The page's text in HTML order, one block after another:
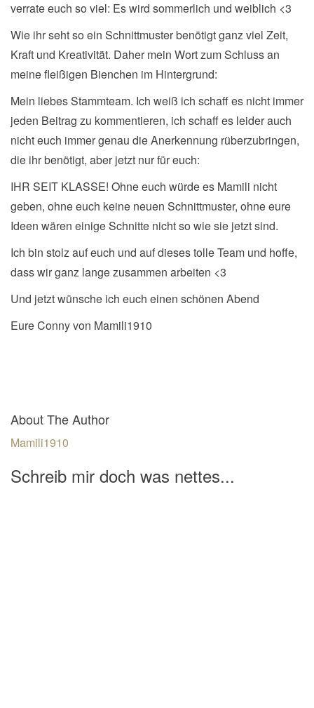
verrate euch so viel: Es wird sommerlich und weiblich <3
Wie ihr seht so ein Schnittmuster benötigt ganz viel Zeit,
Kraft und Kreativität. Daher mein Wort zum Schluss an
meine fleißigen Bienchen im Hintergrund:
Mein liebes Stammteam. Ich weiß ich schaff es nicht immer
jeden Beitrag zu kommentieren, ich schaff es leider auch
nicht euch immer genau die Anerkennung rüberzubringen,
die ihr benötigt, aber jetzt nur für euch:
IHR SEIT KLASSE! Ohne euch würde es Mamili nicht
geben, ohne euch keine neuen Schnittmuster, ohne eure
Ideen wären einige Schnitte nicht so wie sie jetzt sind.
Ich bin stolz auf euch und auf dieses tolle Team und hoffe,
dass wir ganz lange zusammen arbeiten <3
Und jetzt wünsche ich euch einen schönen Abend
Eure Conny von Mamili1910
About The Author
Mamili1910
Schreib mir doch was nettes...